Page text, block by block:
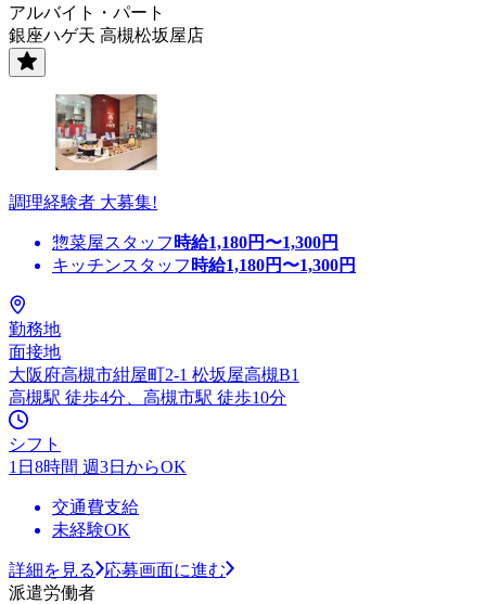
アルバイト・パート
銀座ハゲ天 高槻松坂屋店
調理経験者 大募集!
惣菜屋スタッフ 時給1,180円〜1,300円
キッチンスタッフ 時給1,180円〜1,300円
勤務地
面接地
大阪府高槻市紺屋町2-1 松坂屋高槻B1
高槻駅 徒歩4分、高槻市駅 徒歩10分
シフト
1日8時間 週3日からOK
交通費支給
未経験OK
詳細を見る
応募画面に進む
派遣労働者